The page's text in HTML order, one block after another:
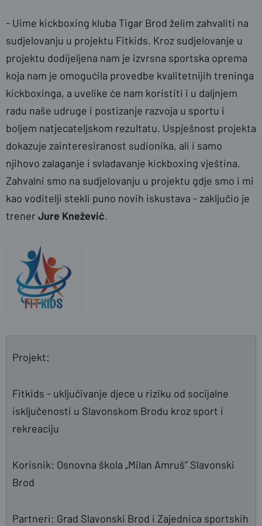
- Uime kickboxing kluba Tigar Brod želim zahvaliti na
sudjelovanju u projektu Fitkids. Kroz sudjelovanje u
projektu dodijeljena nam je izvrsna sportska oprema
koja nam je omogućila provedbe kvalitetnijih treninga
kickboxinga, a uvelike će nam koristiti i u daljnjem
radu naše udruge i postizanje razvoja u sportu i
boljem natjecateljskom rezultatu. Uspješnost projekta
dokazuje zainteresiranost sudionika, ali i samo
njihovo zalaganje i svladavanje kickboxing vještina.
Zahvalni smo na sudjelovanju u projektu gdje smo i mi
kao voditelji stekli puno novih iskustava - zaključio je
trener Jure Knežević.
Projekt:
Fitkids - uključivanje djece u riziku od socijalne
isključenosti u Slavonskom Brodu kroz sport i
rekreaciju
Korisnik: Osnovna škola „Milan Amruš” Slavonski
Brod
Partneri: Grad Slavonski Brod i Zajednica sportskih